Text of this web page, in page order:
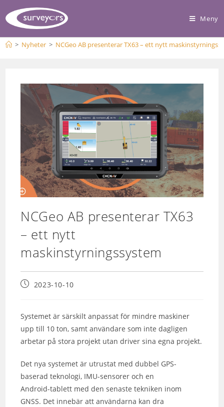
Meny
> Nyheter > NCGeo AB presenterar TX63 – ett nytt
NCGeo AB presenterar TX63
– ett nytt
maskinstyrningssystem
2023-10-10
Systemet är särskilt anpassat för mindre maskiner
upp till 10 ton, samt användare som inte dagligen
arbetar på stora projekt utan driver sina egna projekt.
Det nya systemet är utrustat med dubbel GPS-
baserad teknologi, IMU-sensorer och en
Android-tablett med den senaste tekniken inom
GNSS. Det innebär att användarna kan dra